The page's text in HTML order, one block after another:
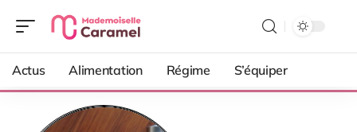
Actus Alimentation Régime S’équiper